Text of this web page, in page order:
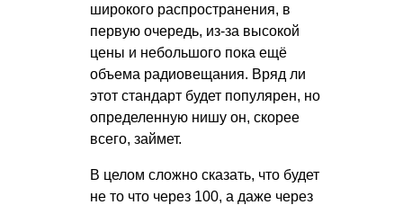
широкого распространения, в
первую очередь, из-за высокой
цены и небольшого пока ещё
объема радиовещания. Вряд ли
этот стандарт будет популярен, но
определенную нишу он, скорее
всего, займет.
В целом сложно сказать, что будет
не то что через 100, а даже через